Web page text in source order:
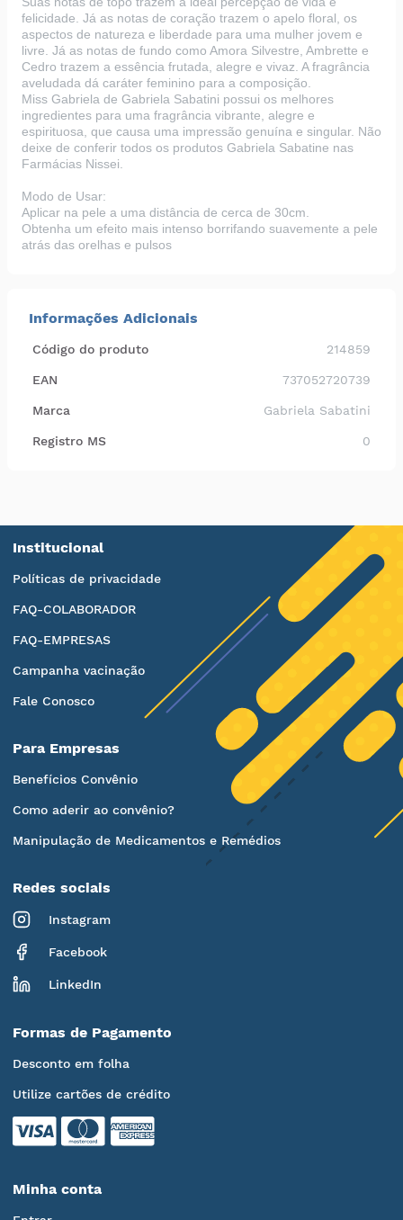
felicidade. Já as notas de coração trazem o apelo floral, os
aspectos de natureza e liberdade para uma mulher jovem e
livre. Já as notas de fundo como Amora Silvestre, Ambrette e
Cedro trazem a essência frutada, alegre e vivaz. A fragrância
aveludada dá caráter feminino para a composição.
Miss Gabriela de Gabriela Sabatini possui os melhores
ingredientes para uma fragrância vibrante, alegre e
espirituosa, que causa uma impressão genuína e singular. Não
deixe de conferir todos os produtos Gabriela Sabatine nas
Farmácias Nissei.
Modo de Usar:
Aplicar na pele a uma distância de cerca de 30cm.
Obtenha um efeito mais intenso borrifando suavemente a pele
atrás das orelhas e pulsos
Informações Adicionais
Código do produto 214859
EAN 737052720739
Marca Gabriela Sabatini
Registro MS 0
Institucional
Políticas de privacidade
FAQ-COLABORADOR
FAQ-EMPRESAS
Campanha vacinação
Fale Conosco
Para Empresas
Benefícios Convênio
Como aderir ao convênio?
Manipulação de Medicamentos e Remédios
Redes sociais
Instagram
Facebook
LinkedIn
Formas de Pagamento
Desconto em folha
Utilize cartões de crédito
Minha conta